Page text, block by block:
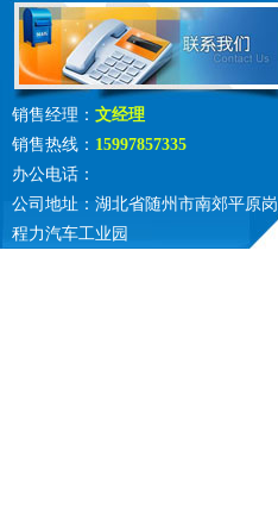
销售经理： 文经理
销售热线： 15997857335
办公电话：
公司地址：湖北省随州市南郊平原岗
程力汽车工业园